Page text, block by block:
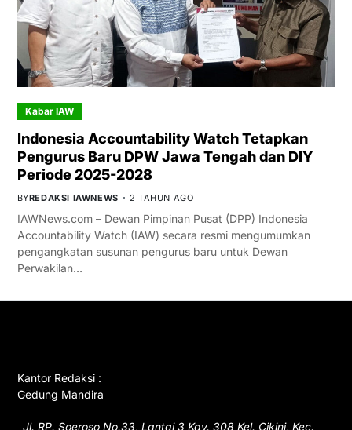
Kabar IAW
Indonesia Accountability Watch Tetapkan
Pengurus Baru DPW Jawa Tengah dan DIY
Periode 2025-2028
BYREDAKSI IAWNEWS 2 TAHUN AGO
IAWNews.com – Dewan Pimpinan Pusat (DPP) Indonesia
Accountability Watch (IAW) secara resmi mengumumkan
pengangkatan susunan pengurus baru untuk Dewan
Perwakilan…
Kantor Redaksi :
Gedung Mandira
Jl. RP. Soeroso No.33, Lantai 3 Kav. 308 Kel. Cikini, Kec.